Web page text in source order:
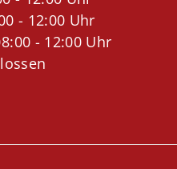
- 12:00 Uhr
- 12:00 Uhr